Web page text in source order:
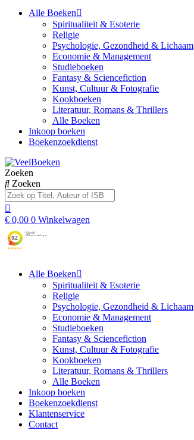
Alle Boeken
Spiritualiteit & Esoterie
Religie
Psychologie, Gezondheid & Lichaam
Economie & Management
Studieboeken
Fantasy & Sciencefiction
Kunst, Cultuur & Fotografie
Kookboeken
Literatuur, Romans & Thrillers
Alle Boeken
Inkoop boeken
Boekenzoekdienst
Zoeken
Zoeken
€ 0,00 0 Winkelwagen
Alle Boeken
Spiritualiteit & Esoterie
Religie
Psychologie, Gezondheid & Lichaam
Economie & Management
Studieboeken
Fantasy & Sciencefiction
Kunst, Cultuur & Fotografie
Kookboeken
Literatuur, Romans & Thrillers
Alle Boeken
Inkoop boeken
Boekenzoekdienst
Klantenservice
Contact